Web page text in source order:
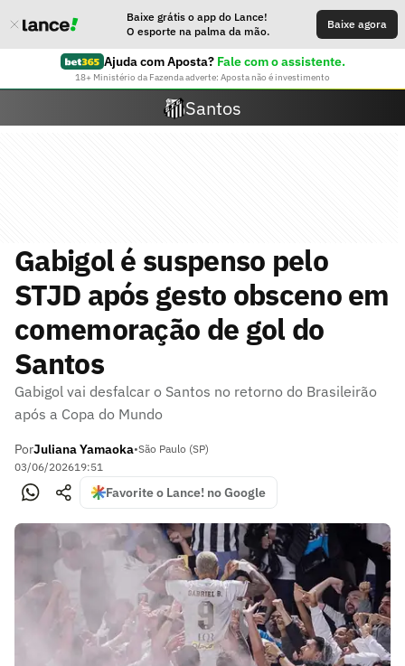
Baixe grátis o app do Lance!
O esporte na palma da mão.
Baixe agora
Ajuda com Aposta? Fale com o assistente.
18+ Ministério da Fazenda adverte: Aposta não é investimento
Santos
Gabigol é suspenso pelo
STJD após gesto obsceno em
comemoração de gol do
Santos
Gabigol vai desfalcar o Santos no retorno do Brasileirão
após a Copa do Mundo
PorJuliana Yamaoka•São Paulo (SP)
03/06/202619:51
Favorite o Lance! no Google